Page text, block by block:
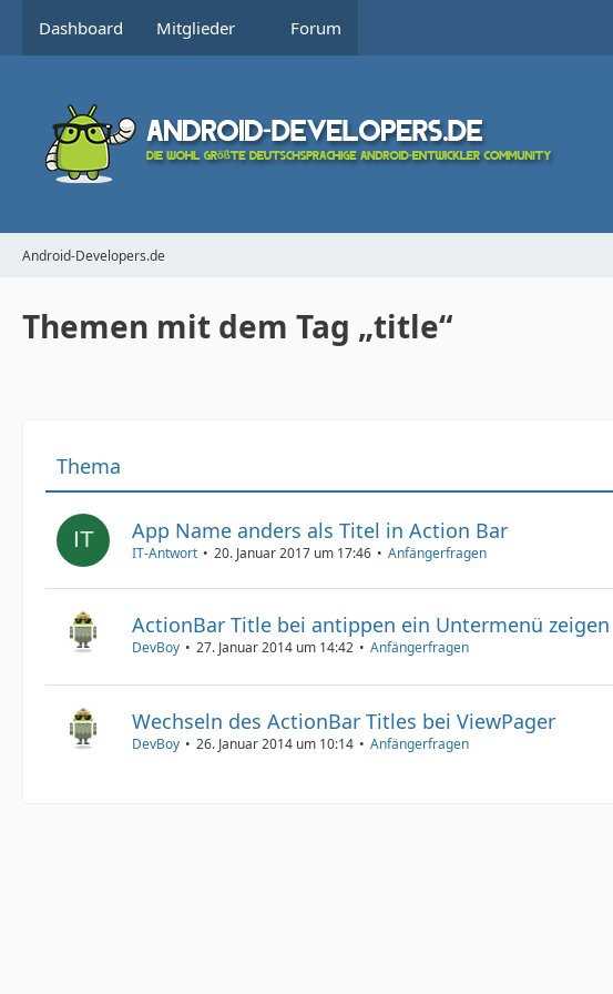
Dashboard Mitglieder Forum
Android-Developers.de
Themen mit dem Tag „title“
Thema
App Name anders als Titel in Action Bar
IT-Antwort 20. Januar 2017 um 17:46 Anfängerfragen
ActionBar Title bei antippen ein Untermenü zeigen
DevBoy 27. Januar 2014 um 14:42 Anfängerfragen
Wechseln des ActionBar Titles bei ViewPager
DevBoy 26. Januar 2014 um 10:14 Anfängerfragen